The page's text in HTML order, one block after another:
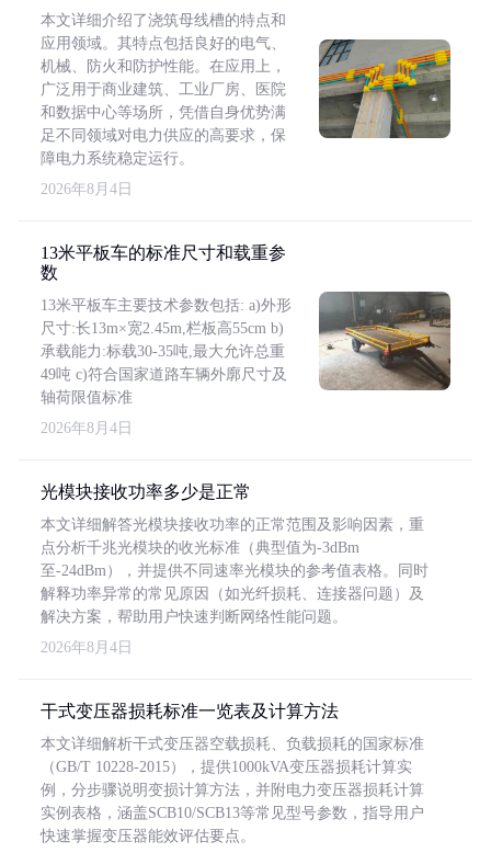
本文详细介绍了浇筑母线槽的特点和
应用领域。其特点包括良好的电气、
机械、防火和防护性能。在应用上，
广泛用于商业建筑、工业厂房、医院
和数据中心等场所，凭借自身优势满
足不同领域对电力供应的高要求，保
障电力系统稳定运行。
2026年8月4日
13米平板车的标准尺寸和载重参
数
13米平板车主要技术参数包括: a)外形
尺寸:长13m×宽2.45m,栏板高55cm b)
承载能力:标载30-35吨,最大允许总重
49吨 c)符合国家道路车辆外廓尺寸及
轴荷限值标准
2026年8月4日
光模块接收功率多少是正常
本文详细解答光模块接收功率的正常范围及影响因素，重
点分析千兆光模块的收光标准（典型值为-3dBm
至-24dBm），并提供不同速率光模块的参考值表格。同时
解释功率异常的常见原因（如光纤损耗、连接器问题）及
解决方案，帮助用户快速判断网络性能问题。
2026年8月4日
干式变压器损耗标准一览表及计算方法
本文详细解析干式变压器空载损耗、负载损耗的国家标准
（GB/T 10228-2015），提供1000kVA变压器损耗计算实
例，分步骤说明变损计算方法，并附电力变压器损耗计算
实例表格，涵盖SCB10/SCB13等常见型号参数，指导用户
快速掌握变压器能效评估要点。